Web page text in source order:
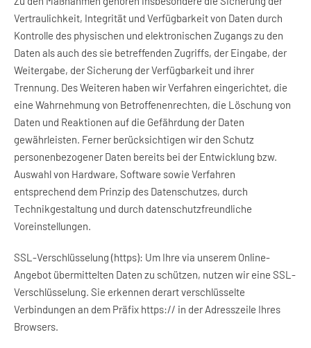
Vertraulichkeit, Integrität und Verfügbarkeit von Daten durch
Kontrolle des physischen und elektronischen Zugangs zu den
Daten als auch des sie betreffenden Zugriffs, der Eingabe, der
Weitergabe, der Sicherung der Verfügbarkeit und ihrer
Trennung. Des Weiteren haben wir Verfahren eingerichtet, die
eine Wahrnehmung von Betroffenenrechten, die Löschung von
Daten und Reaktionen auf die Gefährdung der Daten
gewährleisten. Ferner berücksichtigen wir den Schutz
personenbezogener Daten bereits bei der Entwicklung bzw.
Auswahl von Hardware, Software sowie Verfahren
entsprechend dem Prinzip des Datenschutzes, durch
Technikgestaltung und durch datenschutzfreundliche
Voreinstellungen.
SSL-Verschlüsselung (https): Um Ihre via unserem Online-
Angebot übermittelten Daten zu schützen, nutzen wir eine SSL-
Verschlüsselung. Sie erkennen derart verschlüsselte
Verbindungen an dem Präfix https:// in der Adresszeile Ihres
Browsers.